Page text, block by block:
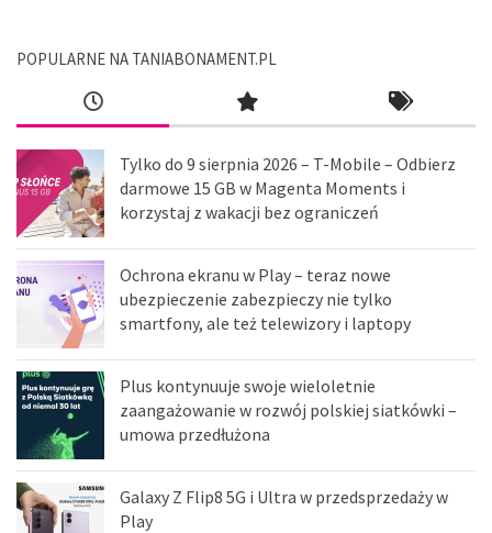
POPULARNE NA TANIABONAMENT.PL
Tylko do 9 sierpnia 2026 – T-Mobile – Odbierz
darmowe 15 GB w Magenta Moments i
korzystaj z wakacji bez ograniczeń
Ochrona ekranu w Play – teraz nowe
ubezpieczenie zabezpieczy nie tylko
smartfony, ale też telewizory i laptopy
Plus kontynuuje swoje wieloletnie
zaangażowanie w rozwój polskiej siatkówki –
umowa przedłużona
Galaxy Z Flip8 5G i Ultra w przedsprzedaży w
Play